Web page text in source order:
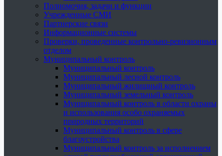
Полномочия, задачи и функции
Учрежденные СМИ
Партнерские связи
Информационные системы
Проверки, проведенные контрольно-ревизионным
отделом
Муниципальный контроль
Муниципальный контроль
Муниципальный лесной контроль
Муниципальный жилищный контроль
Муниципальный земельный контроль
Муниципальный контроль в области охраны
и использования особо охраняемых
природных территорий
Муниципальный контроль в сфере
благоустройства
Муниципальный контроль за исполнением